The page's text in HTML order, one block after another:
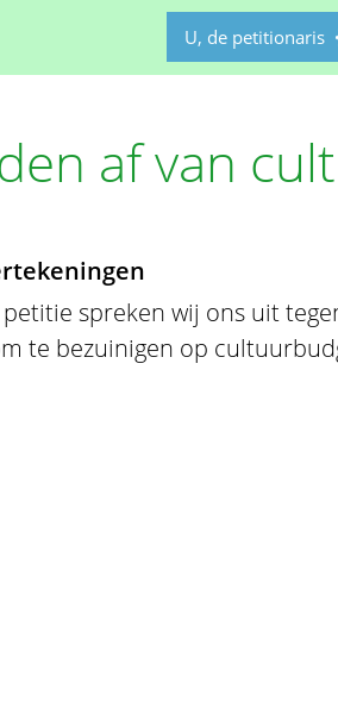
U, de petitionaris
af van
spreken wij ons uit
te bezuinigen op